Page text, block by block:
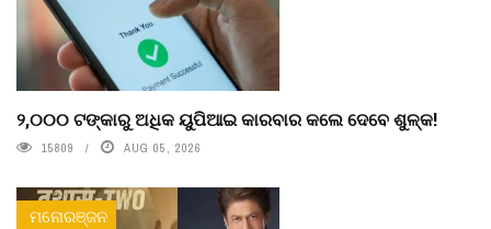
୨,୦୦୦ ଟଙ୍କାରୁ ଅଧିକ ୟୁପିଆଇ କାରବାର କଲେ ଦେବେ ଶୁଳ୍କ!
15809 AUG 05, 2026
ମନୋରଞ୍ଜନ